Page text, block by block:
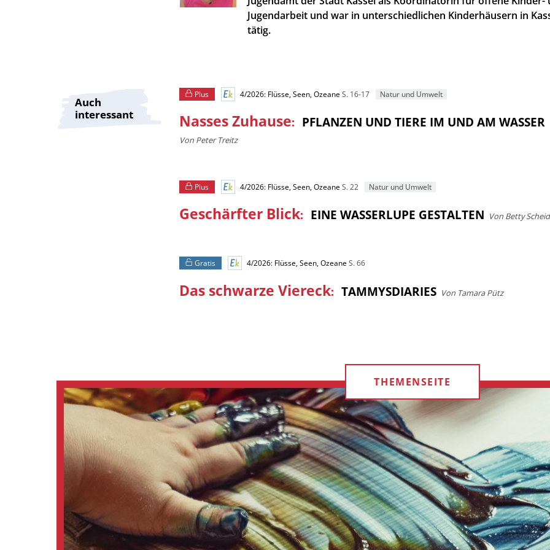
Jugendarbeit und war in unterschiedlichen Kinderhäusern in
tätig.
Auch
interessant
Plus 4/2026: Flüsse, Seen, OzeaneS. 16-17 Natur und Umwelt
Nasses Zuhause: PFLANZEN UND TIERE IM UND AM WASSER
Von Peter Treitz
Plus 4/2026: Flüsse, Seen, OzeaneS. 22 Natur und Umwelt
Geschärfter Blick: EINE WASSERLUPE GESTALTEN Von Betty Scheid
Gratis 4/2026: Flüsse, Seen, OzeaneS. 66
Das schwarze Viereck: TAMMYSDIARIES Von Tamara Pütz
THEMENSEITE